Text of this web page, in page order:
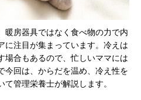
暖房器具ではなく食べ物の力で内
に注目が集まっています。冷えは
場合もあるので、忙しいママには
今回は、からだを温め、冷え性を
管理栄養士が解説します。